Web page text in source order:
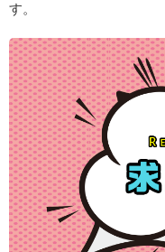
す。